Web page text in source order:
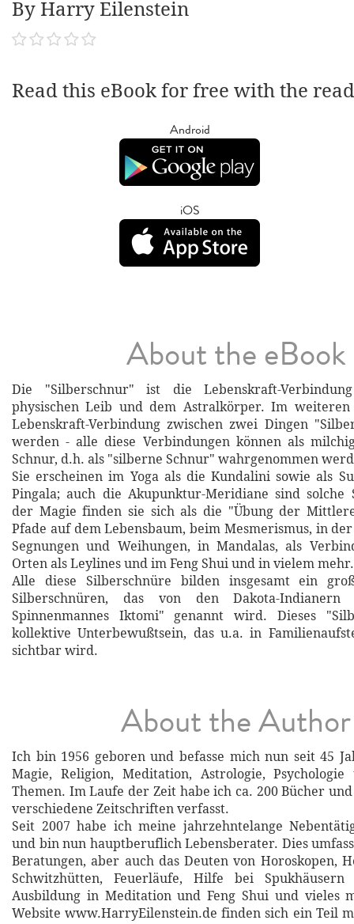
By Harry Eilenstein
Read this eBook for free with the
Android
iOS
About the eBook
Die "Silberschnur" ist die Lebenskraft-
physischen Leib und dem Astralkörper. Im
Lebenskraft-Verbindung zwischen zwei Dingen
werden - alle diese Verbindungen können als
Schnur, d.h. als "silberne Schnur" wahrgenommen
Sie erscheinen im Yoga als die Kundalini sowie als
Pingala; auch die Akupunktur-Meridiane sind solche
der Magie finden sie sich als die "Übung der
Pfade auf dem Lebensbaum, beim Mesmerismus, in
Segnungen und Weihungen, in Mandalas, als
Orten als Leylines und im Feng Shui und in vielem mehr.
Alle diese Silberschnüre bilden insgesamt ein
Silberschnüren, das von den Dakota-
Spinnenmannes Iktomi" genannt wird. Dieses
kollektive Unterbewußtsein, das u.a. in
sichtbar wird.
About the Author
Ich bin 1956 geboren und befasse mich nun seit 45
Magie, Religion, Meditation, Astrologie,
Themen. Im Laufe der Zeit habe ich ca. 200 Bücher
verschiedene Zeitschriften verfasst.
Seit 2007 habe ich meine jahrzehntelange
und bin nun hauptberuflich Lebensberater. Dies
Beratungen, aber auch das Deuten von Horoskopen,
Schwitzhütten, Feuerläufe, Hilfe bei Spukhäusern
Ausbildung in Meditation und Feng Shui und vieles
Website www.HarryEilenstein.de finden sich ein Teil